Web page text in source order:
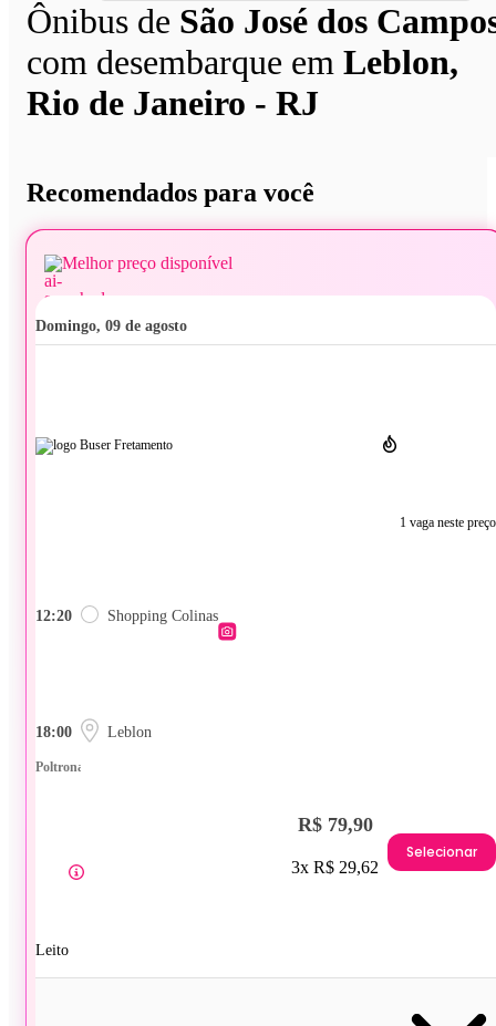
Ônibus de São José dos
com desembarque em Leblon,
Rio de Janeiro - RJ
Recomendados para você
Melhor preço disponível
domingo, 09 de agosto
1 vaga neste preço
12:20 Shopping Colinas
18:00 Leblon
Poltrona
Leito
R$ 79,90
3x R$ 29,62
Selecionar